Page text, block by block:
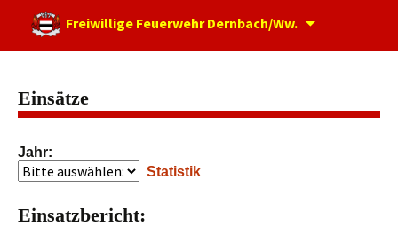
Freiwillige Feuerwehr Dernbach/Ww.
Einsätze
Jahr:
Statistik
Einsatzbericht: